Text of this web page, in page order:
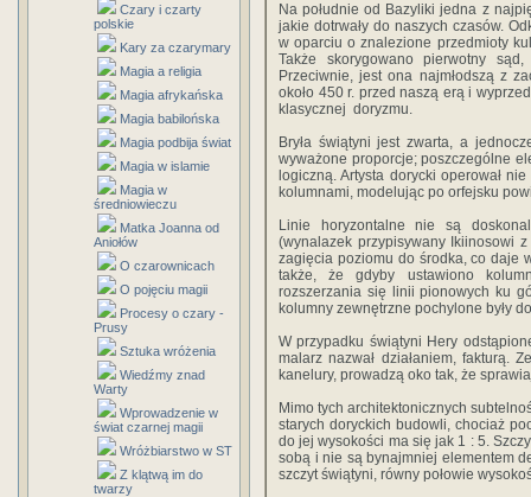
Czary i czarty
polskie
Kary za czarymary
Magia a religia
Magia afrykańska
Magia babilońska
Magia podbija świat
Magia w islamie
Magia w
średniowieczu
Matka Joanna od
Aniołów
O czarownicach
O pojęciu magii
Procesy o czary -
Prusy
Sztuka wróżenia
Wiedźmy znad
Warty
Wprowadzenie w
świat czarnej magii
Wróżbiarstwo w ST
Z klątwą im do
twarzy
Na południe od Bazyliki jedna z
jakie dotrwały do naszych czasów.
w opar­ciu o znalezione przedmioty
Także skory­gowano pierwotny
Przeciwnie, jest ona najmłodszą z
około 450 r. przed naszą erą i
klasycznej doryzmu.
Bryła świątyni jest zwarta, a
wyważone proporcje; poszczególne
logiczną. Artysta dorycki operował
kolumnami, modelując po orfejsku
Linie horyzontalne nie są
(wynalazek przypisywany Ikiinosowi
zagięcia poziomu do środka, co daje
także, że gdyby ustawiono
rozszerzania się linii pionowych ku
kolumny zewnętrzne pochylone były
W przypadku świątyni Hery
malarz nazwał działaniem, fakturą.
kanelury, prowadzą oko tak, że
Mimo tych architektonicznych
starych doryckich budowli, chociaż
do jej wysokości ma się jak 1 : 5.
sobą i nie są bynajmniej elementem
szczyt świątyni, równy połowie